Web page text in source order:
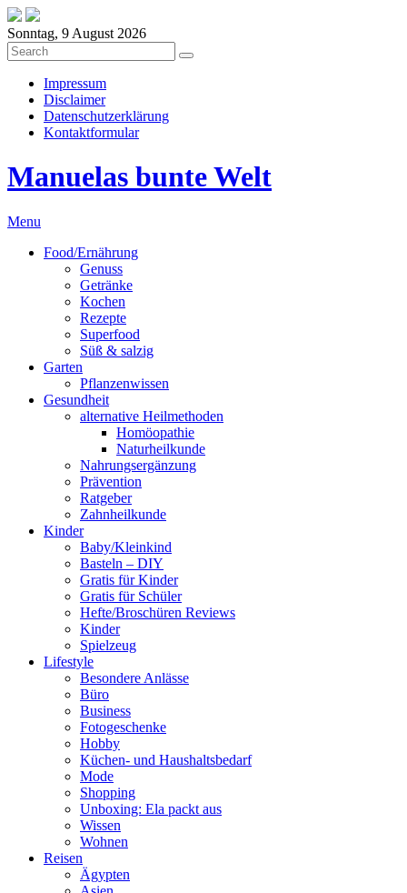
Sonntag, 9 August 2026
Impressum
Disclaimer
Datenschutzerklärung
Kontaktformular
Manuelas bunte Welt
Menu
Food/Ernährung
Genuss
Getränke
Kochen
Rezepte
Superfood
Süß & salzig
Garten
Pflanzenwissen
Gesundheit
alternative Heilmethoden
Homöopathie
Naturheilkunde
Nahrungsergänzung
Prävention
Ratgeber
Zahnheilkunde
Kinder
Baby/Kleinkind
Basteln – DIY
Gratis für Kinder
Gratis für Schüler
Hefte/Broschüren Reviews
Kinder
Spielzeug
Lifestyle
Besondere Anlässe
Büro
Business
Fotogeschenke
Hobby
Küchen- und Haushaltsbedarf
Mode
Shopping
Unboxing: Ela packt aus
Wissen
Wohnen
Reisen
Ägypten